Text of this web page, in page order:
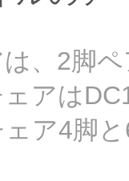
、2脚
アは
ア4脚